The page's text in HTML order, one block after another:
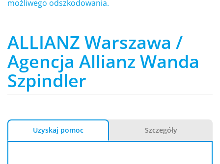
możliwego odszkodowania.
ALLIANZ Warszawa /
Agencja Allianz Wanda
Szpindler
Uzyskaj pomoc Szczegóły